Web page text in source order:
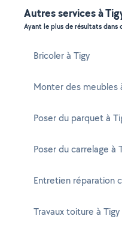
Autres services à
Ayant le plus de résultats dans
Bricoler à Tigy
Monter des meubles
Poser du parquet à
Poser du carrelage à
Entretien réparation
Travaux toiture à Tigy